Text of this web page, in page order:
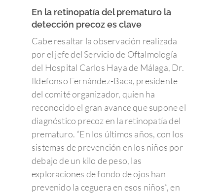
En la retinopatía del prematuro la
detección precoz es clave
Cabe resaltar la observación realizada
por el jefe del Servicio de Oftalmología
del Hospital Carlos Haya de Málaga, Dr.
Ildefonso Fernández-Baca, presidente
del comité organizador, quien ha
reconocido el gran avance que supone el
diagnóstico precoz en la retinopatía del
prematuro. “En los últimos años, con los
sistemas de prevención en los niños por
debajo de un kilo de peso, las
exploraciones de fondo de ojos han
prevenido la ceguera en esos niños”, en